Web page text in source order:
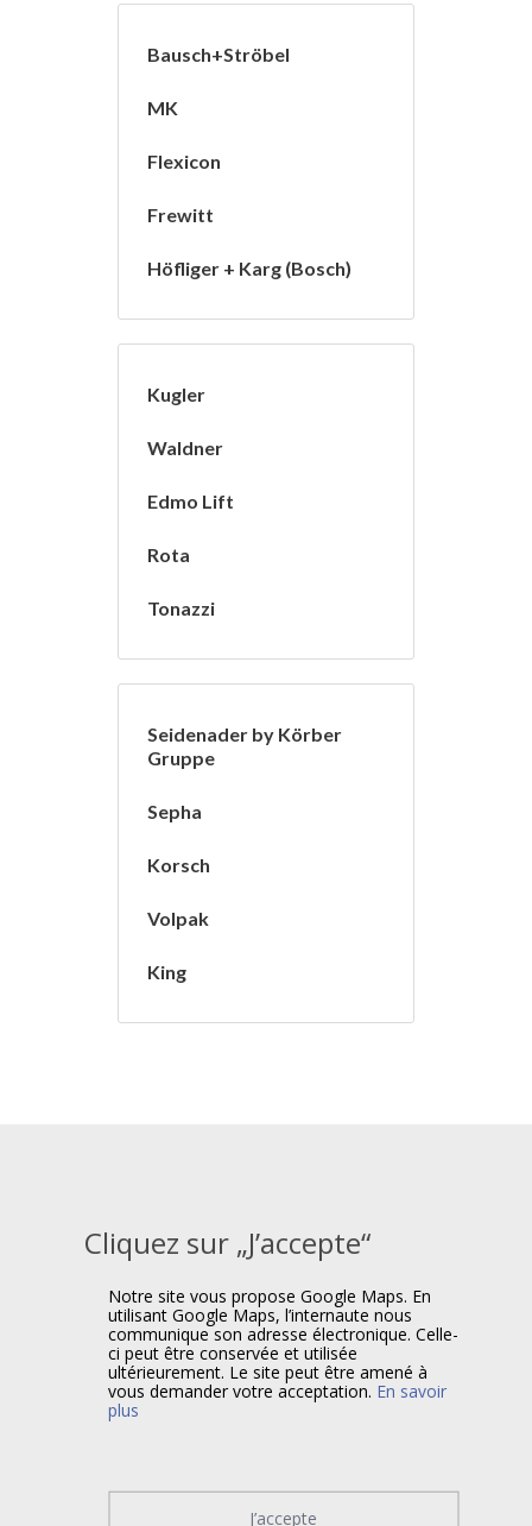
Bausch+Ströbel
MK
Flexicon
Frewitt
Höfliger + Karg (Bosch)
Kugler
Waldner
Edmo Lift
Rota
Tonazzi
Seidenader by Körber
Gruppe
Sepha
Korsch
Volpak
King
Cliquez sur „J’accepte“
Notre site vous propose Google Maps. En
utilisant Google Maps, l’internaute nous
communique son adresse électronique. Celle-
ci peut être conservée et utilisée
ultérieurement. Le site peut être amené à
vous demander votre acceptation. En savoir
plus
J’accepte